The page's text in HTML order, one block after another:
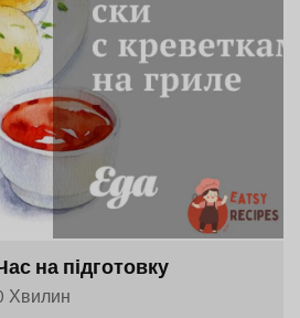
на підготовку
Хвилин